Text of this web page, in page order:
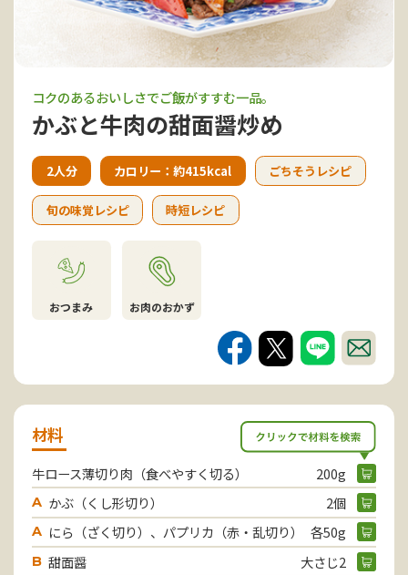
コクのあるおいしさでご飯がすすむ一品。
かぶと牛肉の甜面醤炒め
2人分 カロリー：約415kcal ごちそうレシピ
旬の味覚レシピ 時短レシピ
おつまみ お肉のおかず
材料
牛ロース薄切り肉（食べやすく切る） 200g
A かぶ（くし形切り） 2個
A にら（ざく切り）、パプリカ（赤・乱切り） 各50g
B 甜面醤 大さじ2